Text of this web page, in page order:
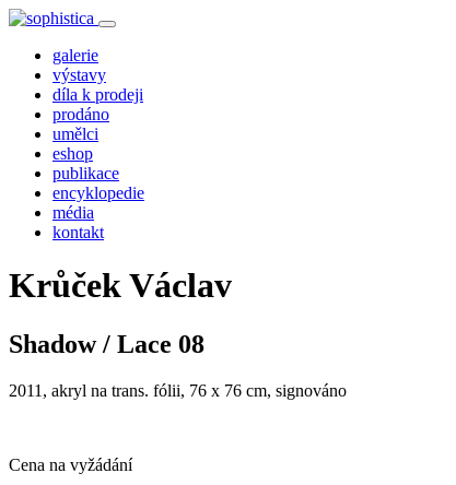
galerie
výstavy
díla k prodeji
prodáno
umělci
eshop
publikace
encyklopedie
média
kontakt
Krůček Václav
Shadow / Lace 08
2011, akryl na trans. fólii, 76 x 76 cm, signováno
Cena na vyžádání